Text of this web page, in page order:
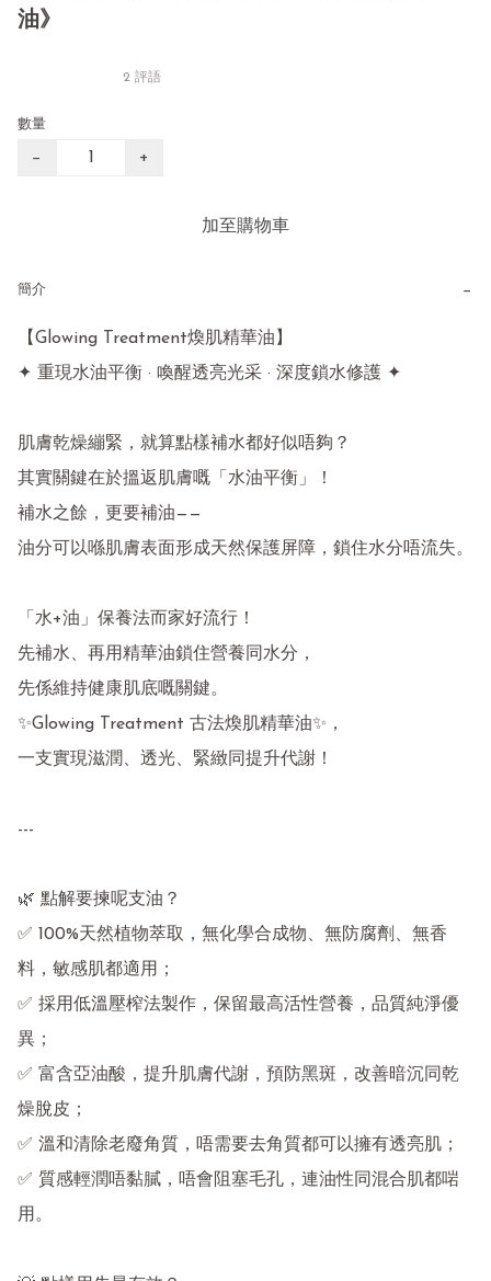
油》
2 評語
數量
− +
加至購物車
簡介 −
【Glowing Treatment煥肌精華油】
✦ 重現水油平衡 · 喚醒透亮光采 · 深度鎖水修護 ✦
肌膚乾燥繃緊，就算點樣補水都好似唔夠？
其實關鍵在於搵返肌膚嘅「水油平衡」！
補水之餘，更要補油——
油分可以喺肌膚表面形成天然保護屏障，鎖住水分唔流失。
「水+油」保養法而家好流行！
先補水、再用精華油鎖住營養同水分，
先係維持健康肌底嘅關鍵。
✨Glowing Treatment 古法煥肌精華油✨，
一支實現滋潤、透光、緊緻同提升代謝！
---
🌿 點解要揀呢支油？
✅ 100%天然植物萃取，無化學合成物、無防腐劑、無香
料，敏感肌都適用；
✅ 採用低溫壓榨法製作，保留最高活性營養，品質純淨優
異；
✅ 富含亞油酸，提升肌膚代謝，預防黑斑，改善暗沉同乾
燥脫皮；
✅ 溫和清除老廢角質，唔需要去角質都可以擁有透亮肌；
✅ 質感輕潤唔黏膩，唔會阻塞毛孔，連油性同混合肌都啱
用。